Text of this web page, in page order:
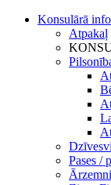
Konsulārā
Atpakaļ
Pases /